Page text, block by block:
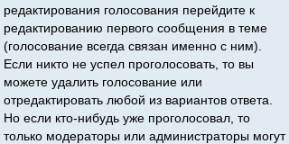
редактирования голосования перейдите к
редактированию первого сообщения в теме
(голосование всегда связан именно с ним).
Если никто не успел проголосовать, то вы
можете удалить голосование или
отредактировать любой из вариантов ответа.
Но если кто-нибудь уже проголосовал, то
только модераторы или администраторы могут